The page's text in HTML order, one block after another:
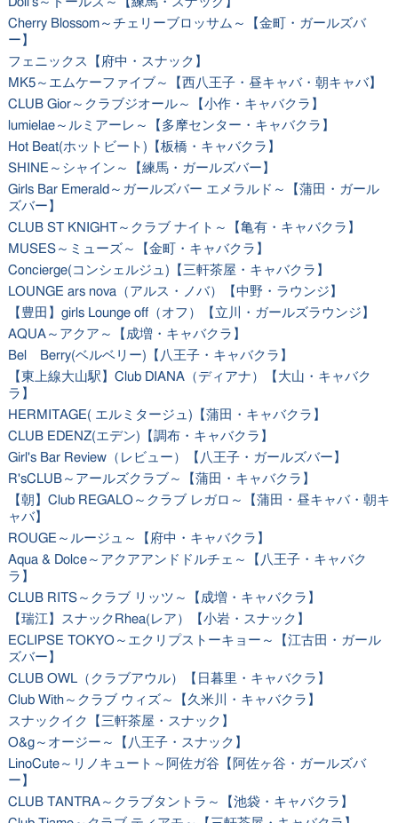
Cherry Blossom～チェリーブロッサム～【金町・ガールズバ
ー】
フェニックス【府中・スナック】
MK5～エムケーファイブ～【西八王子・昼キャバ・朝キャバ】
CLUB Gior～クラブジオール～【小作・キャバクラ】
lumielae～ルミアーレ～【多摩センター・キャバクラ】
Hot Beat(ホットビート)【板橋・キャバクラ】
SHINE～シャイン～【練馬・ガールズバー】
Girls Bar Emerald～ガールズバー エメラルド～【蒲田・ガール
ズバー】
CLUB ST KNIGHT～クラブ ナイト～【亀有・キャバクラ】
MUSES～ミューズ～【金町・キャバクラ】
Concierge(コンシェルジュ)【三軒茶屋・キャバクラ】
LOUNGE ars nova（アルス・ノバ）【中野・ラウンジ】
【豊田】girls Lounge off（オフ）【立川・ガールズラウンジ】
AQUA～アクア～【成増・キャバクラ】
Bel Berry(ベルベリー)【八王子・キャバクラ】
【東上線大山駅】Club DIANA（ディアナ）【大山・キャバク
ラ】
HERMITAGE( エルミタージュ)【蒲田・キャバクラ】
CLUB EDENZ(エデン)【調布・キャバクラ】
Girl's Bar Review（レビュー）【八王子・ガールズバー】
R'sCLUB～アールズクラブ～【蒲田・キャバクラ】
【朝】Club REGALO～クラブ レガロ～【蒲田・昼キャバ・朝キ
ャバ】
ROUGE～ルージュ～【府中・キャバクラ】
Aqua & Dolce～アクアアンドドルチェ～【八王子・キャバク
ラ】
CLUB RITS～クラブ リッツ～【成増・キャバクラ】
【瑞江】スナックRhea(レア）【小岩・スナック】
ECLIPSE TOKYO～エクリプストーキョー～【江古田・ガール
ズバー】
CLUB OWL（クラブアウル）【日暮里・キャバクラ】
Club With～クラブ ウィズ～【久米川・キャバクラ】
スナックイク【三軒茶屋・スナック】
O&g～オージー～【八王子・スナック】
LinoCute～リノキュート～阿佐ガ谷【阿佐ヶ谷・ガールズバ
ー】
CLUB TANTRA～クラブタントラ～【池袋・キャバクラ】